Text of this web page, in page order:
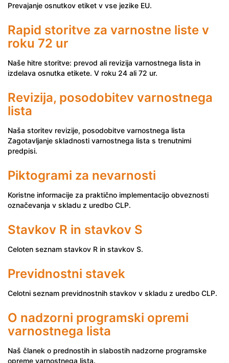
Prevajanje osnutkov etiket v vse jezike EU.
Rapid storitve za varnostne liste v
roku 72 ur
Naše hitre storitve: prevod ali revizija varnostnega lista in
izdelava osnutka etikete. V roku 24 ali 72 ur.
Revizija, posodobitev varnostnega
lista
Naša storitev revizije, posodobitve varnostnega lista
Zagotavljanje skladnosti varnostnega lista s trenutnimi
predpisi.
Piktogrami za nevarnosti
Koristne informacije za praktično implementacijo obveznosti
označevanja v skladu z uredbo CLP.
Stavkov R in stavkov S
Celoten seznam stavkov R in stavkov S.
Previdnostni stavek
Celotni seznam previdnostnih stavkov v skladu z uredbo CLP.
O nadzorni programski opremi
varnostnega lista
Naš članek o prednostih in slabostih nadzorne programske
opreme varnostnega lista.